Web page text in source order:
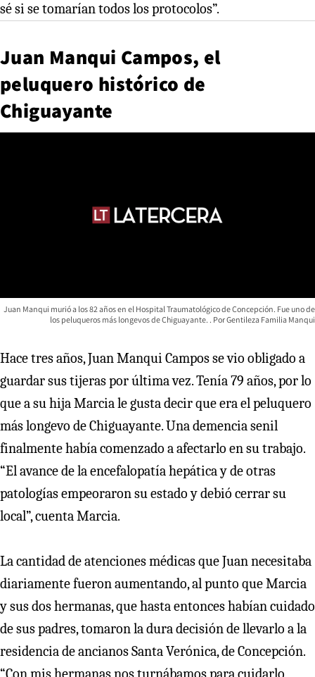
sé si se tomarían todos los protocolos”.
Juan Manqui Campos, el
peluquero histórico de
Chiguayante
Juan Manqui murió a los 82 años en el Hospital Traumatológico de Concepción. Fue uno de
los peluqueros más longevos de Chiguayante.
Gentileza Familia Manqui
Hace tres años, Juan Manqui Campos se vio obligado a
guardar sus tijeras por última vez. Tenía 79 años, por lo
que a su hija Marcia le gusta decir que era el peluquero
más longevo de Chiguayante. Una demencia senil
finalmente había comenzado a afectarlo en su trabajo.
“El avance de la encefalopatía hepática y de otras
patologías empeoraron su estado y debió cerrar su
local”, cuenta Marcia.
La cantidad de atenciones médicas que Juan necesitaba
diariamente fueron aumentando, al punto que Marcia
y sus dos hermanas, que hasta entonces habían cuidado
de sus padres, tomaron la dura decisión de llevarlo a la
residencia de ancianos Santa Verónica, de Concepción.